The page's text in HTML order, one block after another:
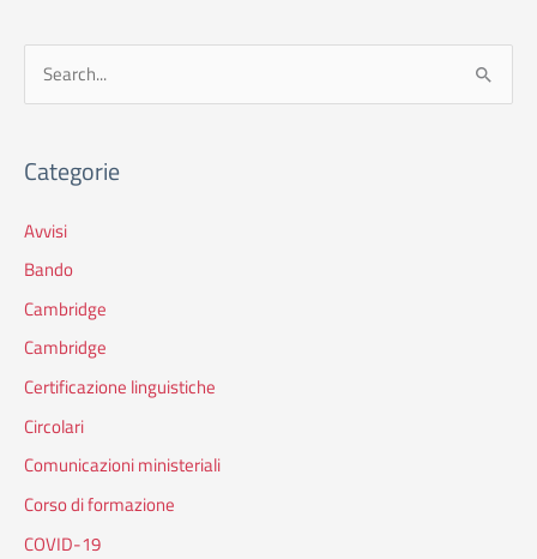
e
c
Categorie
Avvisi
Bando
Cambridge
Cambridge
Certificazione linguistiche
Circolari
Comunicazioni ministeriali
Corso di formazione
COVID-19